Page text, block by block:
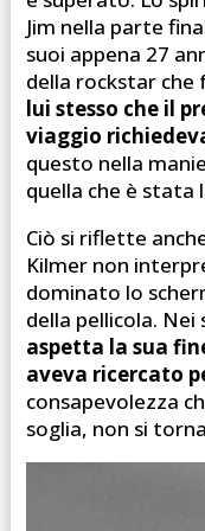
Jim nella parte
suoi appena 27
della rockstar che
lui stesso che il
viaggio
questo nella
quella che è stata
Ciò si riflette
Kilmer non
dominato lo
della pellicola. Nei
aspetta la sua
aveva ricercato
consapevolezza
soglia, non si